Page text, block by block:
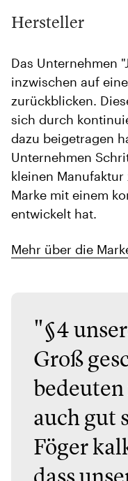
Hersteller
Das Unternehmen
inzwischen auf
zurückblicken.
sich durch
dazu beigetragen
Unternehmen
kleinen
Marke mit einem
entwickelt hat.
Mehr über die
"§4
Groß
auch gut
Föger